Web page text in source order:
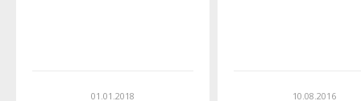
01.01.2018 10.08.2016